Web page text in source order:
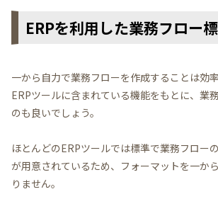
ERPを利用した業務フロー
一から自力で業務フローを作成することは効
ERPツールに含まれている機能をもとに、業
のも良いでしょう。
ほとんどのERPツールでは標準で業務フロー
が用意されているため、フォーマットを一か
りません。